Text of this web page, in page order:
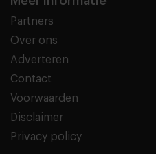
Partners
Over ons
Adverteren
Contact
Voorwaarden
Disclaimer
Privacy policy